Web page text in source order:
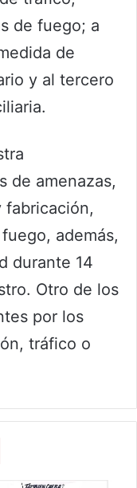
de fuego; a
de
y al tercero
de amenazas,
fabricación,
además,
durante 14
Otro de los
por los
tráfico o